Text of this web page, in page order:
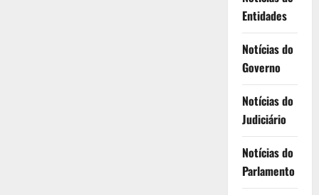
Entidades
Notícias do
Governo
Notícias do
Judiciário
Notícias do
Parlamento